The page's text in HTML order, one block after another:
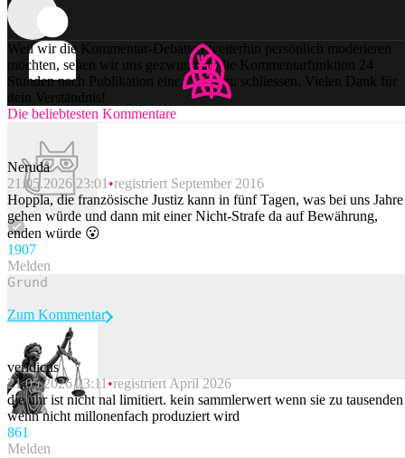
Weil wir die Kommentar-Debatten weiterhin persönlich moderieren
möchten, sehen wir uns gezwungen, die Kommentarfunktion 24
Stunden nach Publikation einer Story zu schliessen. Vielen Dank für
dein Verständnis!
Die beliebtesten Kommentare
Neruda
21.05.2026 23:01 registriert September 2016
Hoppla, die französische Justiz kann in fünf Tagen, was bei uns Jahre
gehen würde und dann mit einer Nicht-Strafe da auf Bewährung,
enden würde 😮
1907
Melden
Beitrag melden
Zum Kommentar
veridicus
21.05.2026 23:11 registriert April 2026
die uhr ist nicht nal limitiert. kein sammlerwert wenn sie zu tausenden
wenn nicht millonenfach produziert wird
861
Melden